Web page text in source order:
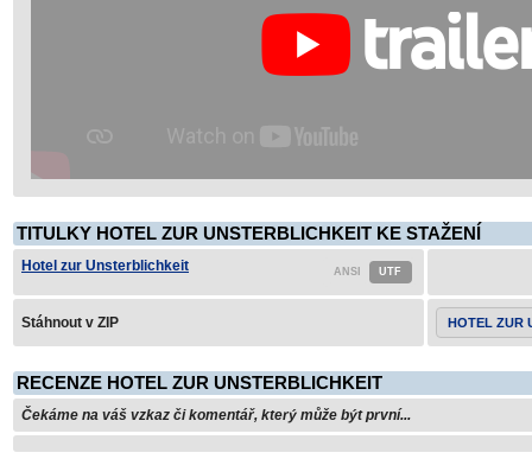
TITULKY HOTEL ZUR UNSTERBLICHKEIT KE STAŽENÍ
Hotel zur Unsterblichkeit
Stáhnout v ZIP HOTEL ZUR
RECENZE HOTEL ZUR UNSTERBLICHKEIT
Čekáme na váš vzkaz či komentář, který může být první...